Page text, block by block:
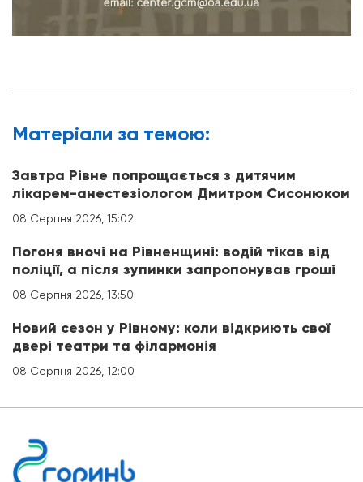
Матерiали за темою:
Завтра Рівне попрощається з дитячим
лікарем-анестезіологом Дмитром Сисонюком
08 Серпня 2026, 15:02
Погоня вночі на Рівненщині: водій тікав від
поліції, а після зупинки запропонував гроші
08 Серпня 2026, 13:50
Новий сезон у Рівному: коли відкриють свої
двері театри та філармонія
08 Серпня 2026, 12:00